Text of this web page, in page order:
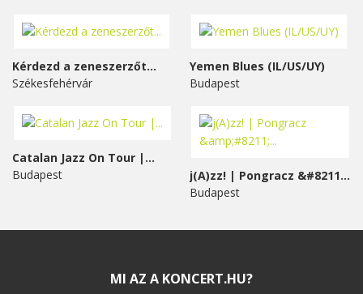
Kérdezd a zeneszerzőt...
Székesfehérvár
Yemen Blues (IL/US/UY)
Budapest
Catalan Jazz On Tour |...
Budapest
j(A)zz! | Pongracz &#8211;...
Budapest
MI AZ A KONCERT.HU?